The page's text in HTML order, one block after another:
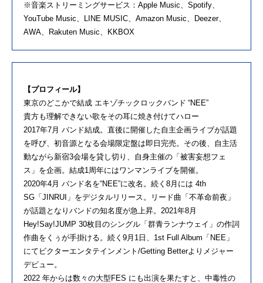
※音楽ストリーミングサービス：Apple Music、Spotify、
YouTube Music、LINE MUSIC、Amazon Music、Deezer、
AWA、Rakuten Music、KKBOX
【プロフィール】
東京のどこかで結成 エキゾチックロックバンド “NEE”
貴方も理解できない歌をその耳に焼き付けてハロー
2017年7月 バンド結成。直後に開催した自主企画ライブが話題
を呼び、初音源となる会場限定盤は即日完売。その後、自主活
動ながら新宿3会場を貸し切り、自身主催の「被害妄想フェ
ス」を企画。結成1周年にはワンマンライブを開催。
2020年4月 バンド名を“NEE”に改名。続く8月には 4th
SG「JINRUI」をデジタルリリース。リード曲「不革命前夜」
が話題となりバンドの知名度が急上昇。2021年8月
Hey!Say!JUMP 30枚目のシングル「群青ランナウェイ」の作詞
作曲をくぅが手掛ける。続く9月1日、1st Full Album「NEE」
にてビクターエンタテインメント/Getting Betterよりメジャー
デビュー。
2022 年からは数々の大型FES にも出演を果たすと、中毒性の